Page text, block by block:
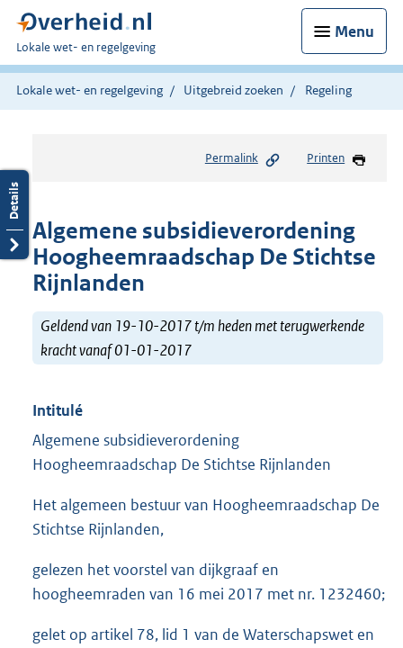
Menu
U
bent
hier:
Lokale wet- en regelgeving
Lokale wet- en regelgeving Uitgebreid zoeken Regeling
Permalink Printen
Algemene subsidieverordening
Hoogheemraadschap De Stichtse
Rijnlanden
Geldend van 19-10-2017 t/m heden met terugwerkende
kracht vanaf 01-01-2017
Intitulé
Algemene subsidieverordening
Hoogheemraadschap De Stichtse Rijnlanden
Het algemeen bestuur van Hoogheemraadschap De
Stichtse Rijnlanden,
gelezen het voorstel van dijkgraaf en
hoogheemraden van 16 mei 2017 met nr. 1232460;
gelet op artikel 78, lid 1 van de Waterschapswet en